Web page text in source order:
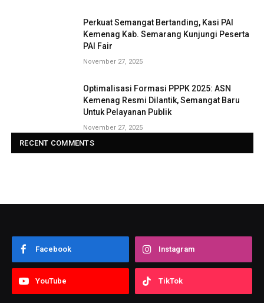
Perkuat Semangat Bertanding, Kasi PAI
Kemenag Kab. Semarang Kunjungi Peserta
PAI Fair
November 27, 2025
Optimalisasi Formasi PPPK 2025: ASN
Kemenag Resmi Dilantik, Semangat Baru
Untuk Pelayanan Publik
November 27, 2025
RECENT COMMENTS
Facebook Instagram
YouTube TikTok